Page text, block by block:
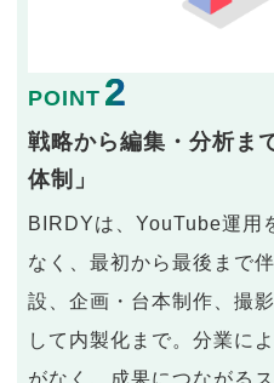
POINT 2
戦略から編集・分析ま
体制」
BIRDYは、YouTube運用
なく、最初から最後まで
設、企画・台本制作、撮
して内製化まで。分業に
がなく、成果につながる